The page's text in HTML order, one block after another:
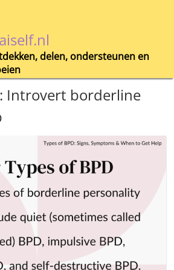
delen, ondersteunen en
Introvert borderline